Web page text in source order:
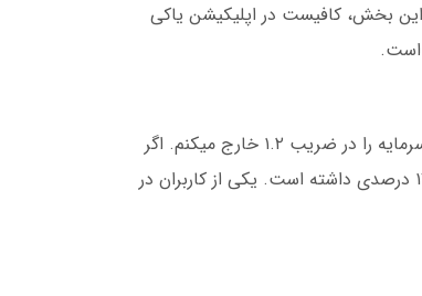
برای دسترسی به این بخش، کافیست در اپلیکیشن یاکی
است.
من پس از ۳ سال تجربه در یاکی بت، الگوی سرمایه گذاری خاصی را توسعه داده ام. ابتدا ۱ درصد سرمایه را در ضریب ۱.۲ خارج میکنم. اگر
بازی به ضریب ۲ برسد، ۵۰ درصد باقیمانده را برداشت میکنم. این روش در ۸ ماه گذشته، بازدهی ۱۷ درصدی داشته است. یکی از کاربران در